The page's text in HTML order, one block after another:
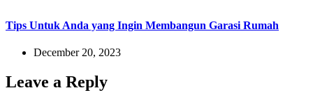
Tips Untuk Anda yang Ingin Membangun Garasi Rumah
December 20, 2023
Leave a Reply